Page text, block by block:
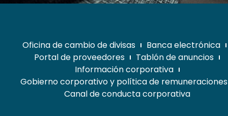
Oficina de cambio de divisas
Banca electrónica
Portal de proveedores
Tablón de anuncios
Información corporativa
Gobierno corporativo y política de remuneraciones
Canal de conducta corporativa